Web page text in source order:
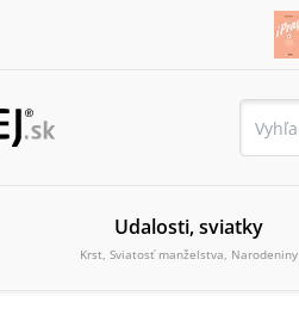
Udalosti, sviatky
Krst, Sviatosť manželstva, Narodeniny